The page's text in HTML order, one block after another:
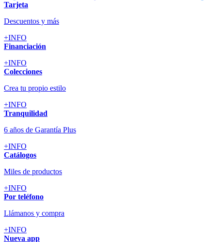
Tarjeta
Descuentos y más
+INFO
Financiación
+INFO
Colecciones
Crea tu propio estilo
+INFO
Tranquilidad
6 años de Garantía Plus
+INFO
Catálogos
Miles de productos
+INFO
Por teléfono
Llámanos y compra
+INFO
Nueva app